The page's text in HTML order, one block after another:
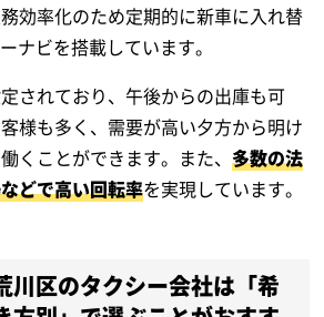
効率化のため定期的に新車に入れ替
ナビを搭載しています。
されており、午後からの出庫も可
様も多く、需要が高い夕方から明け
くことができます。また、多数の法
どで高い回転率を実現しています。
川区のタクシー会社は「希